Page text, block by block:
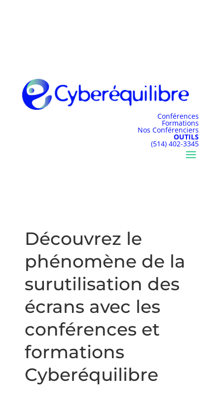
Conférences
Formations
Nos Conférenciers
OUTILS
(514) 402-3345
Découvrez le
phénomène de la
surutilisation des
écrans avec les
conférences et
formations
Cyberéquilibre